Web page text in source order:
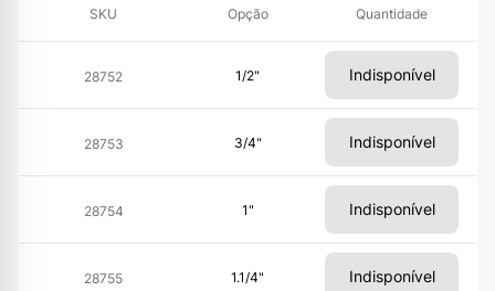
SKU Opção Quantidade
28752 1/2" Indisponível
28753 3/4" Indisponível
28754 1" Indisponível
28755 1.1/4" Indisponível